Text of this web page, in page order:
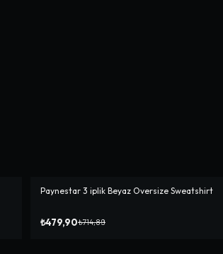
-%33
Paynestar 3 iplik Beyaz Oversize Sweatshirt
₺479,90₺714,89